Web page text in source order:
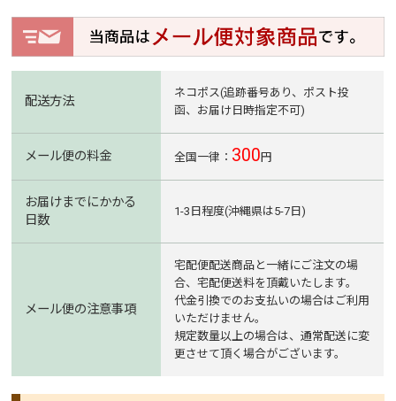
配送方法
ネコポス(追跡番号あり、ポスト投
函、お届け日時指定不可)
メール便の料金 全国一律： 300円
お届けまでにかかる
日数
1-3日程度(沖縄県は5-7日)
メール便の注意事項
宅配便配送商品と一緒にご注文の場
合、宅配便送料を頂戴いたします。
代金引換でのお支払いの場合はご利用
いただけません。
規定数量以上の場合は、通常配送に変
更させて頂く場合がございます。